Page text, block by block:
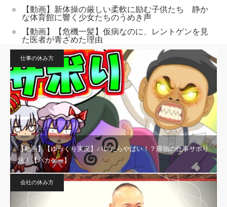
【動画】新体操の厳しい柔軟に励む子供たち 静か
な体育館に響く少女たちのうめき声
【動画】【危機一髪】仮病なのに、レントゲンを見
た医者が青ざめた理由
仕事の休み方
【動画】【ゆっくり実況】バレたらやばい！？最強の仕事サボり
法！【バカゲー】
会社の休み方